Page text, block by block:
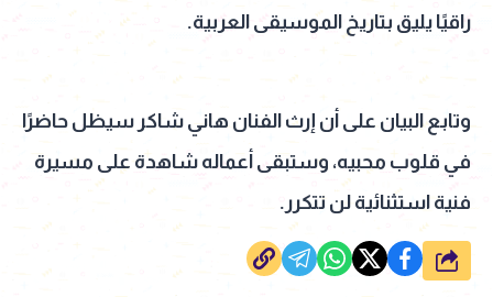
راقيًا يليق بتاريخ الموسيقى العربية.
وتابع البيان على أن إرث الفنان هاني شاكر سيظل حاضرًا
في قلوب محبيه، وستبقى أعماله شاهدة على مسيرة
فنية استثنائية لن تتكرر.
شارك